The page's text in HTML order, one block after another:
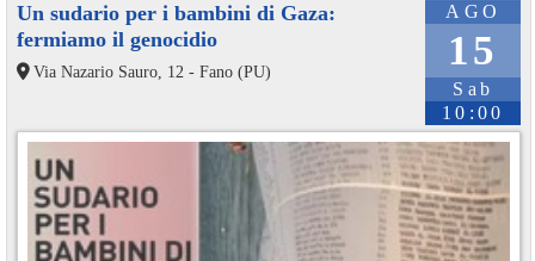
AGO
15
Sab
10:00
Un sudario per i bambini di Gaza:
fermiamo il genocidio
Via Nazario Sauro, 12 - Fano (PU)